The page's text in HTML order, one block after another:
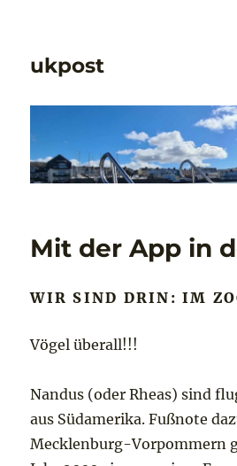
ukpost
Mit der App in
WIR SIND DRIN: IM
Vögel überall!!!
Nandus (oder Rheas) sind
aus Südamerika. Fußnote
Mecklenburg-Vorpommern